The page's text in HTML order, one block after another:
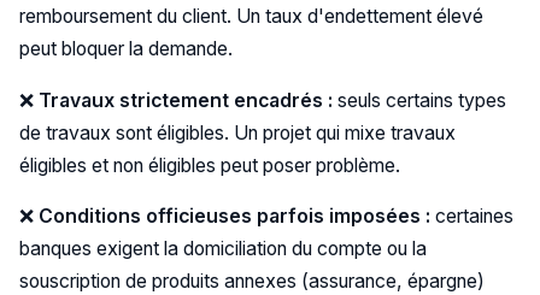
remboursement du client. Un taux d'endettement élevé
peut bloquer la demande.
❌ Travaux strictement encadrés : seuls certains types
de travaux sont éligibles. Un projet qui mixe travaux
éligibles et non éligibles peut poser problème.
❌ Conditions officieuses parfois imposées : certaines
banques exigent la domiciliation du compte ou la
souscription de produits annexes (assurance, épargne)